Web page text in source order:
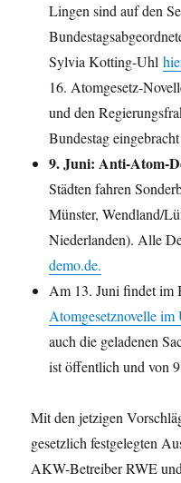
Lingen sind auf den
Sylvia Kotting-Uhl
16. Atomgesetz-
und den
Bundestag
9. Juni: Anti-Atom-
Städten fahren
Münster, Wendland/
Niederlanden). Alle
demo.de.
Am 13. Juni findet im
Atomgesetznovelle im
auch die geladenen
ist öffentlich und von
Mit den jetzigen
gesetzlich festgelegten
AKW-Betreiber RWE